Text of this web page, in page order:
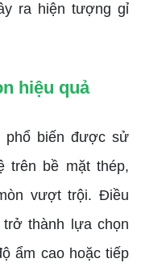
ra hiện tượng gỉ
hiệu quả
biến được sử
trên bề mặt thép,
vượt trội. Điều
thành lựa chọn
ẩm cao hoặc tiếp